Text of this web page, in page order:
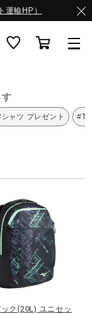
運輸HP）
ャツ プレゼント #T
ク(20L) ユニセッ